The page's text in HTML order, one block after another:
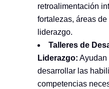
retroalimentación
fortalezas, áreas
liderazgo.
Talleres de
Liderazgo: Ayudan
desarrollar las
competencias